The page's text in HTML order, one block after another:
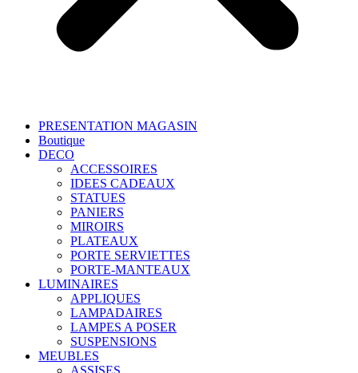
PRESENTATION MAGASIN
Boutique
DECO
ACCESSOIRES
IDEES CADEAUX
STATUES
PANIERS
MIROIRS
PLATEAUX
PORTE SERVIETTES
PORTE-MANTEAUX
LUMINAIRES
APPLIQUES
LAMPADAIRES
LAMPES A POSER
SUSPENSIONS
MEUBLES
ASSISES